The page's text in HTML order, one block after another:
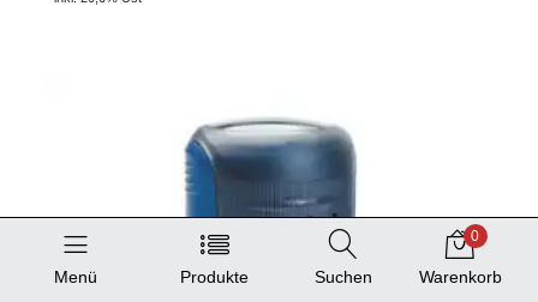
Menü Produkte Suchen
0
Warenkorb